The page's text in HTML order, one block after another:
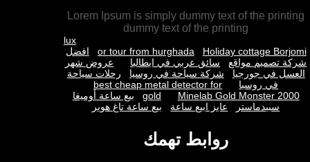
Lorem Ipsum is simply dummy text of the
dummy text of the printing
or tour from hurghada
Holiday cottage
افضل
تصميم مواقع
سائق عربي في ايطاليا
عروض شهر
في جورجيا
شركة سياحة في روسيا
رحلات سياحة
في روسيا
best cheap metal detector for
gold
Minelab Gold Monster
بيع ساعة أوميغا
سبيدماستر
عايز ابيع ساعة بيع ساعة تاغ هوير
روابط تهمك